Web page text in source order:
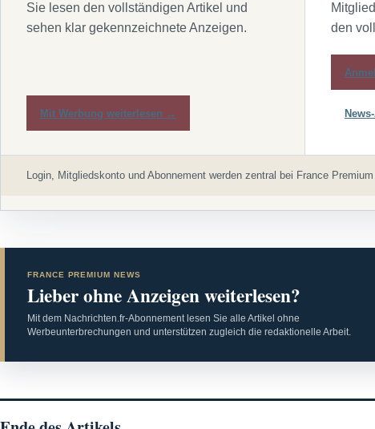
Sie lesen den vollständigen Artikel und
sehen klar gekennzeichnete Anzeigen.
Mit Werbung weiterlesen →
den
Login, Mitgliedskonto und Abonnement werden zentral bei France
FRANCE PREMIUM NEWS
Lieber ohne Anzeigen weiterlesen?
Mit dem Nachrichten.fr-Abonnement lesen Sie alle Artikel ohne
Werbeunterbrechungen und unterstützen zugleich die redaktionelle Arbeit.